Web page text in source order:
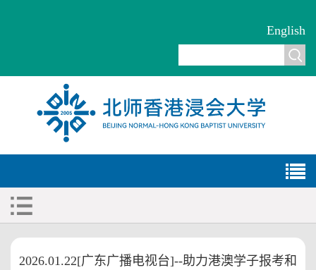
English
2026.01.22[广东广播电视台]--助力港澳学子报考和